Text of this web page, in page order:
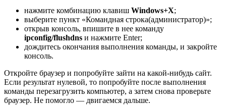
нажмите комбинацию клавиш Windows+X;
выберите пункт «Командная строка(администратор)»;
открыв консоль, впишите в нее команду
ipconfig/flushdns и нажмите Enter;
дождитесь окончания выполнения команды, и закройте
консоль.
Откройте браузер и попробуйте зайти на какой-нибудь сайт.
Если результат нулевой, то попробуйте после выполнения
команды перезагрузить компьютер, а затем снова проверьте
браузер. Не помогло — двигаемся дальше.